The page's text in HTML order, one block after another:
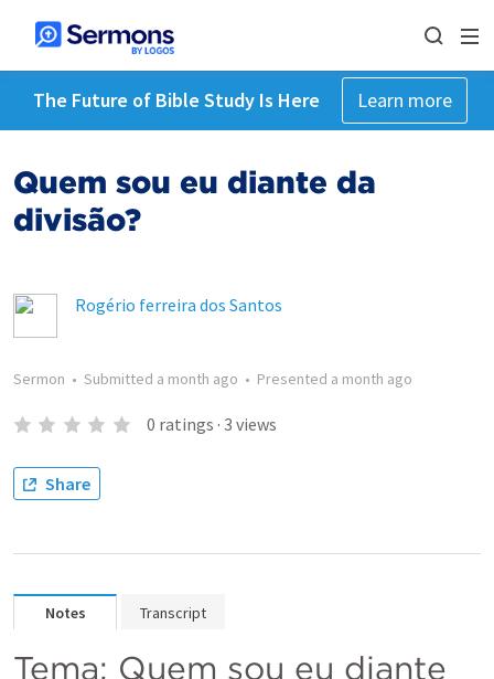
The Future of Bible Study Is Here Learn more
Quem sou eu diante da
divisão?
Rogério ferreira dos Santos
Sermon • Submitted a month ago • Presented a month ago
0 ratings · 3 views
Share
Notes Transcript
Tema: Quem sou eu diante